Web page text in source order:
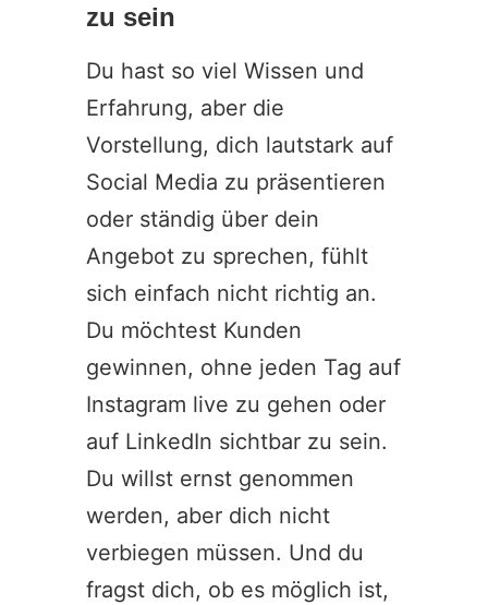
zu sein
Du hast so viel Wissen und
Erfahrung, aber die
Vorstellung, dich lautstark auf
Social Media zu präsentieren
oder ständig über dein
Angebot zu sprechen, fühlt
sich einfach nicht richtig an.
Du möchtest Kunden
gewinnen, ohne jeden Tag auf
Instagram live zu gehen oder
auf LinkedIn sichtbar zu sein.
Du willst ernst genommen
werden, aber dich nicht
verbiegen müssen. Und du
fragst dich, ob es möglich ist,